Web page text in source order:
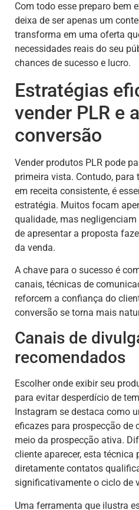
Com todo esse preparo bem
deixa de ser apenas um
transforma em uma oferta
necessidades reais do seu
chances de sucesso e lucro.
Estratégias
vender PLR e
conversão
Vender produtos PLR pode
primeira vista. Contudo,
em receita consistente, é
estratégia. Muitos focam
qualidade, mas
de apresentar a proposta
da venda.
A chave para o sucesso é
canais, técnicas de
reforcem a confiança do
conversão se torna mais
Canais de
recomendados
Escolher onde exibir seu
para evitar desperdício de
Instagram se destaca como
eficazes para prospecção de
meio da prospecção ativa.
cliente aparecer, esta técnica
diretamente contatos
significativamente o ciclo de
Uma ferramenta que ilustra